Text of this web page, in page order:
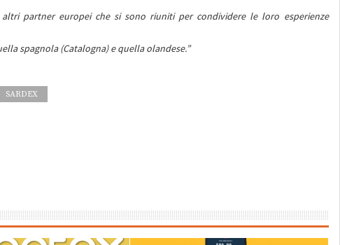
partner europei che si sono riuniti per condividere le loro esperienze
spagnola (Catalogna) e quella olandese.”
SARDEX